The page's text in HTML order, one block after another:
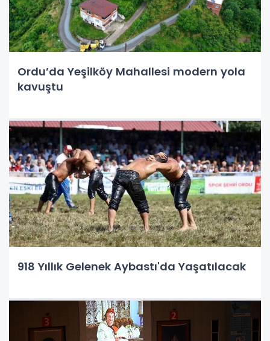
Ordu’da Yeşilköy Mahallesi modern yola
kavuştu
918 Yıllık Gelenek Aybastı'da Yaşatılacak